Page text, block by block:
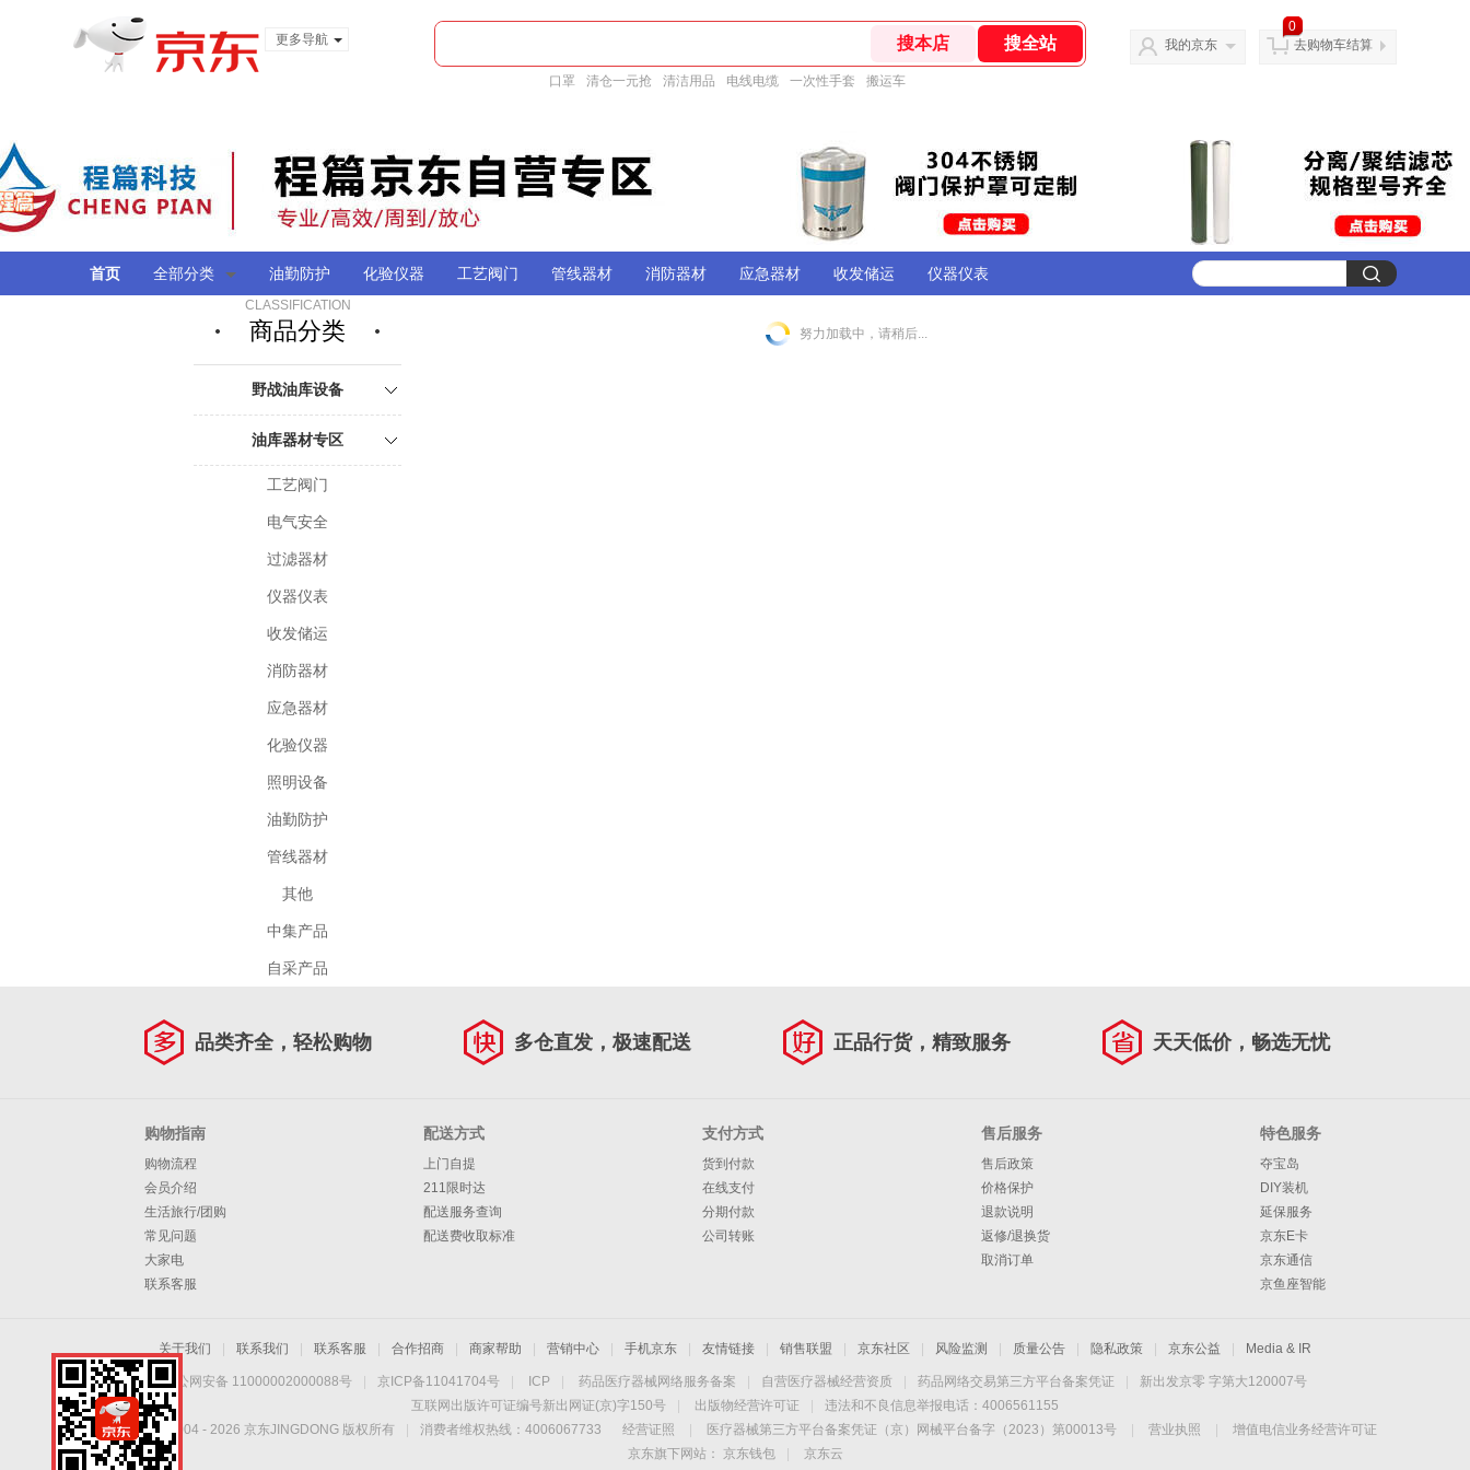
更多导航
口罩 清仓一元抢 清洁用品 电线电缆 一次性手套 搬运车
我的京东
0
去购物车结算
首页 全部分类 油勤防护 化验仪器 工艺阀门 管线器材 消防器材 应急器材 收发储运 仪器仪表
CLASSIFICATION
商品分类
野战油库设备
油库器材专区
工艺阀门
电气安全
过滤器材
仪器仪表
收发储运
消防器材
应急器材
化验仪器
照明设备
油勤防护
管线器材
其他
中集产品
自采产品
努力加载中，请稍后...
品类齐全，轻松购物 多仓直发，极速配送 正品行货，精致服务 天天低价，畅选无忧
购物指南
购物流程
会员介绍
生活旅行/团购
常见问题
大家电
联系客服
配送方式
上门自提
211限时达
配送服务查询
配送费收取标准
支付方式
货到付款
在线支付
分期付款
公司转账
售后服务
售后政策
价格保护
退款说明
返修/退换货
取消订单
特色服务
夺宝岛
DIY装机
延保服务
京东E卡
京东通信
京鱼座智能
关于我们 联系我们 联系客服 合作招商 商家帮助 营销中心 手机京东 友情链接 销售联盟 京东社区 风险监测 质量公告 隐私政策 京东公益 Media & IR
京公网安备 11000002000088号 京ICP备11041704号 ICP 药品医疗器械网络服务备案 自营医疗器械经营资质 药品网络交易第三方平台备案凭证
新出发京零 字第大120007号
互联网出版许可证编号新出网证(京)字150号
出版物经营许可证
违法和不良信息举报电话：4006561155
Copyright © 2004 - 2026 京东JINGDONG 版权所有 消费者维权热线：4006067733 经营证照 医疗器械第三方平台备案凭证（京）网械平台备字（2023）第00013号 营业执照
增值电信业务经营许可证
京东旗下网站：
京东钱包 京东云
油库器材一站购